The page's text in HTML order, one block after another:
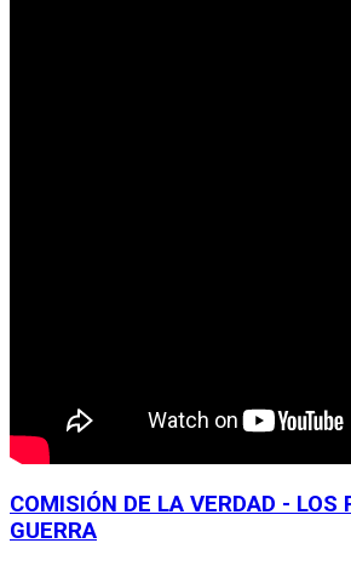
COMISIÓN DE LA VERDAD - LOS
GUERRA